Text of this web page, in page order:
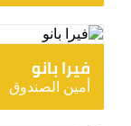
فيرا بانو
أمين الصندوق